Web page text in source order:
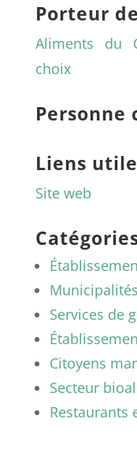
Porteur
Aliments du
choix
Personne
Liens
Site web
Services de
Citoyens
Secteur
Restaurants